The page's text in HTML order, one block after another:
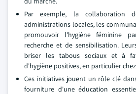
Par exemple, la collaboration
administrations locales, les
promouvoir l'hygiène féminine
recherche et de sensibilisation.
briser les tabous sociaux et à
d'hygiène positives, en particulier
Ces initiatives jouent un rôle clé
fourniture d'une éducation